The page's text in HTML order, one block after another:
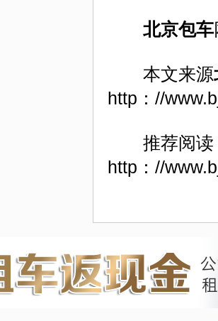
北京包车
本文来源
http：//
推荐阅读
http：//